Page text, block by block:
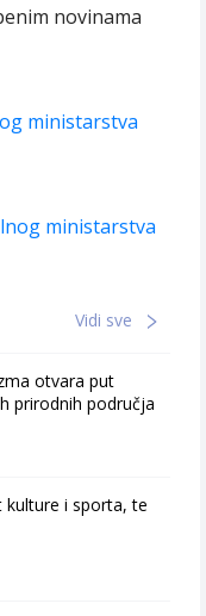
novinama
ministarstva
ministarstva
Vidi sve
otvara put
prirodnih područja
kulture i sporta, te